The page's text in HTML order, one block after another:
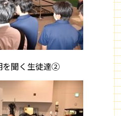
を聞く生徒達②